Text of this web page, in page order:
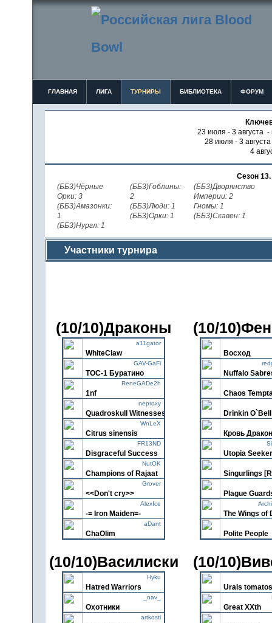
ГЛАВНАЯ ЛИГА ТУРНИРЫ БИБЛИОТЕКА ФОРУМ
23 июля - 3 августа -
28 июля - 3
4
Сезон 13.
(ББ3)Чёрные
Орки: 3
(ББ3)Амазонки:
1
(ББ3)Нургл: 1
(ББ3)Гоблины:
2
(ББ3)Люди: 1
(ББ3)Орки: 1
(ББ3)Дворянство
Империи: 2
Гномы: 1
(ББ3)Скавен: 1
Участники турнира
(10/10)Драконы
a11gator
WhiteClaw
GAV-GaFi
ТОС-1 Буратино
ReneGADe2h
1nf
neproxy
Quadroskull Witnesses
WnLeX
Citrus sinensis
FR13ND
Disgraceful Success
NutOK
Champions of Rajaat
Grover
<<Don't cry>>
AlexIce
-= Iron Maiden=-
aDant
ChaOlim
(10/
Восход
Nuffalo
Chaos
Drinkin O`Bell
Кровь
Utopia
Singurlings
Plague
The Wings of
Polite People
(10/10)Василиски
Hyku
Hatred Warriors
_nav_
Охотники
artkosti
(10/
Urals
Great XXth